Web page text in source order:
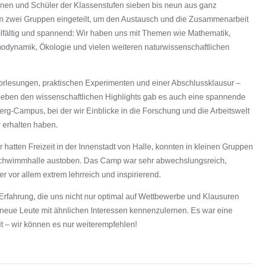
und Schüler der Klassenstufen sieben bis neun aus ganz
zwei Gruppen eingeteilt, um den Austausch und die Zusammenarbeit
und spannend: Wir haben uns mit Themen wie Mathematik,
Ökologie und vielen weiteren naturwissenschaftlichen
praktischen Experimenten und einer Abschlussklausur –
den wissenschaftlichen Highlights gab es auch eine spannende
Campus, bei der wir Einblicke in die Forschung und die Arbeitswelt
haben.
Freizeit in der Innenstadt von Halle, konnten in kleinen Gruppen
austoben. Das Camp war sehr abwechslungsreich,
vor allem extrem lehrreich und inspirierend.
die uns nicht nur optimal auf Wettbewerbe und Klausuren
Leute mit ähnlichen Interessen kennenzulernen. Es war eine
wir können es nur weiterempfehlen!